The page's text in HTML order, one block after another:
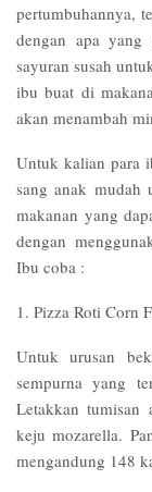
pertumbuhannya,
dengan apa
sayuran susah
ibu buat di
akan menambah
Untuk kalian para
sang anak mudah
makanan yang
dengan
Ibu coba :
1. Pizza Roti Corn
Untuk urusan
sempurna yang
Letakkan tumisan
keju mozarella.
mengandung 148